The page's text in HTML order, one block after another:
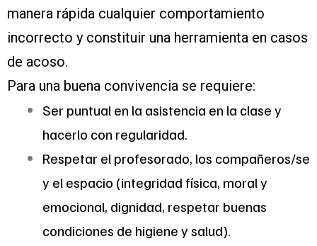
manera rápida cualquier comportamiento
incorrecto y constituir una herramienta en casos
de acoso.
Para una buena convivencia se requiere:
Ser puntual en la asistencia en la clase y
hacerlo con regularidad.
Respetar el profesorado, los compañeros/se
y el espacio (integridad física, moral y
emocional, dignidad, respetar buenas
condiciones de higiene y salud).